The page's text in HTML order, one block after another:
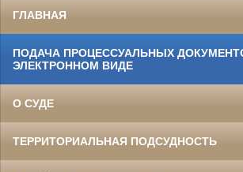
ГЛАВНАЯ
ПОДАЧА ПРОЦЕССУАЛЬНЫХ
ЭЛЕКТРОННОМ ВИДЕ
О СУДЕ
ТЕРРИТОРИАЛЬНАЯ ПОДСУДНОСТЬ